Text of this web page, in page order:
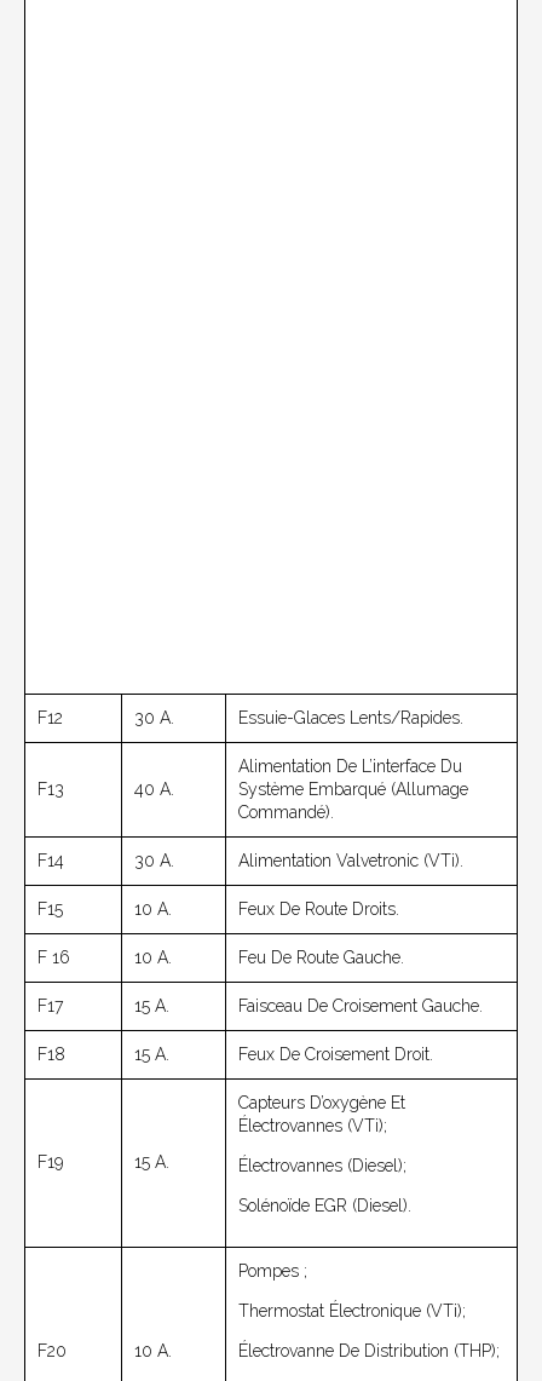
F12 30 A. Essuie-Glaces Lents/rapides.
F13 40 A.
Alimentation De L’interface Du
Système Embarqué (allumage
Commandé).
F14 30 A. Alimentation Valvetronic (VTi).
F15 10 A. Feux De Route Droits.
F 16 10 A. Feu De Route Gauche.
F17 15 A. Faisceau De Croisement Gauche.
F18 15 A. Feux De Croisement Droit.
F19 15 A.
Capteurs D’oxygène Et
Électrovannes (VTi);
Électrovannes (diesel);
Solénoïde EGR (Diesel).
F20 10 A.
Pompes ;
Thermostat Électronique (VTi);
Électrovanne De Distribution (THP);